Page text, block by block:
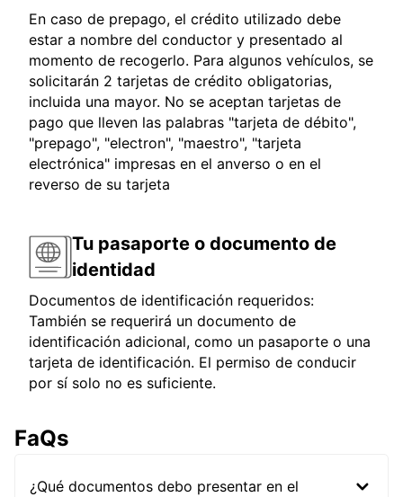
En caso de prepago, el crédito utilizado debe
estar a nombre del conductor y presentado al
momento de recogerlo. Para algunos vehículos, se
solicitarán 2 tarjetas de crédito obligatorias,
incluida una mayor. No se aceptan tarjetas de
pago que lleven las palabras "tarjeta de débito",
"prepago", "electron", "maestro", "tarjeta
electrónica" impresas en el anverso o en el
reverso de su tarjeta
Tu pasaporte o documento de
identidad
Documentos de identificación requeridos:
También se requerirá un documento de
identificación adicional, como un pasaporte o una
tarjeta de identificación. El permiso de conducir
por sí solo no es suficiente.
FaQs
¿Qué documentos debo presentar en el